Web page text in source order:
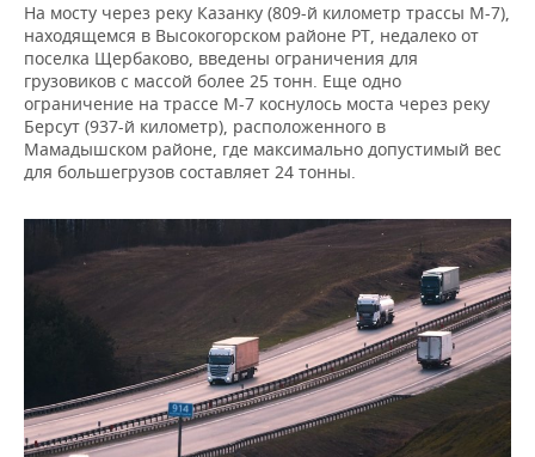
На мосту через реку Казанку (809-й километр трассы М-7),
находящемся в Высокогорском районе РТ, недалеко от
поселка Щербаково, введены ограничения для
грузовиков с массой более 25 тонн. Еще одно
ограничение на трассе М-7 коснулось моста через реку
Берсут (937-й километр), расположенного в
Мамадышском районе, где максимально допустимый вес
для большегрузов составляет 24 тонны.